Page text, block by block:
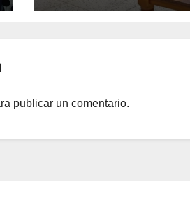
Yaracuy
publicar un comentario.